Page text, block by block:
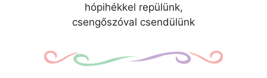
hópihékkel repülünk,
csengőszóval csendülünk